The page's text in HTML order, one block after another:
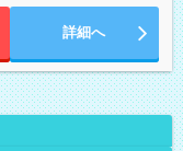
詳細へ